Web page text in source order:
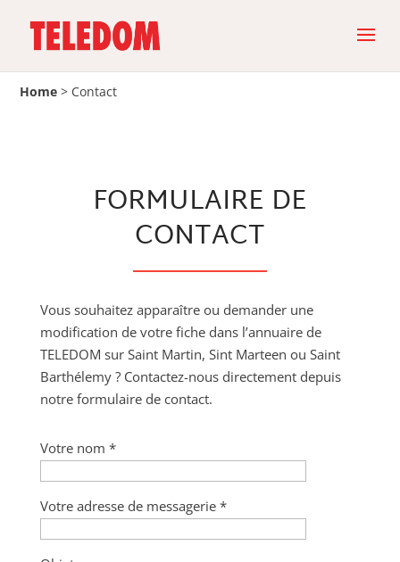
Home > Contact
FORMULAIRE DE
CONTACT
Vous souhaitez apparaître ou demander une
modification de votre fiche dans l’annuaire de
TELEDOM sur Saint Martin, Sint Marteen ou Saint
Barthélemy ? Contactez-nous directement depuis
notre formulaire de contact.
Votre nom *
Votre adresse de messagerie *